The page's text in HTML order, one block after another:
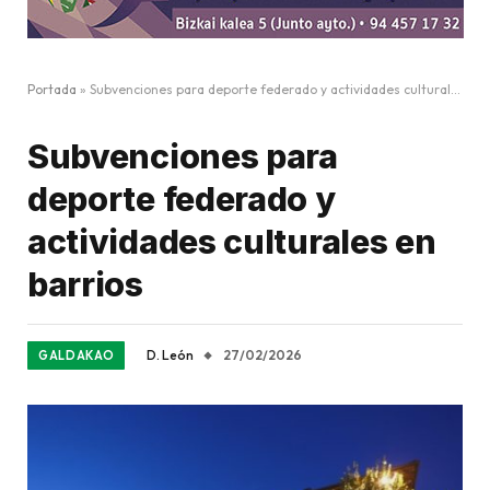
Portada » Subvenciones para deporte federado y actividades culturales en barrios
Subvenciones para
deporte federado y
actividades culturales en
barrios
GALDAKAO D. León 27/02/2026